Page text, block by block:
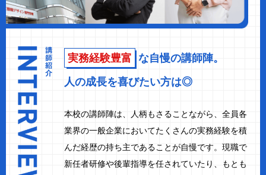
実務経験豊富 な自慢の講師陣。
人の成長を喜びたい方は◎
本校の講師陣は、人柄もさることながら、全員各
業界の一般企業においてたくさんの実務経験を積
んだ経歴の持ち主であることが自慢です。現職で
新任者研修や後輩指導を任されていたり、もとも